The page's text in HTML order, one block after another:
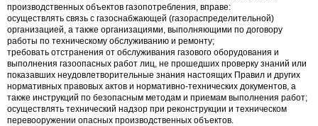
производственных объектов газопотребления, вправе:
осуществлять связь с газоснабжающей (газораспределительной)
организацией, а также организациями, выполняющими по договору
работы по техническому обслуживанию и ремонту;
требовать отстранения от обслуживания газового оборудования и
выполнения газоопасных работ лиц, не прошедших проверку знаний или
показавших неудовлетворительные знания настоящих Правил и других
нормативных правовых актов и нормативно-технических документов, а
также инструкций по безопасным методам и приемам выполнения работ;
осуществлять технический надзор при реконструкции и техническом
перевооружении опасных производственных объектов.